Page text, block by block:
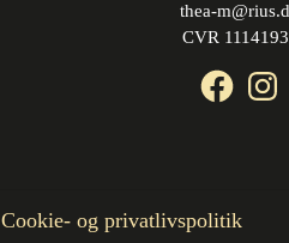
thea-
CVR
Cookie- og privatlivspolitik